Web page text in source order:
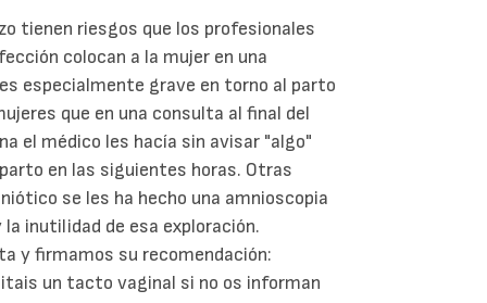
tienen riesgos que los profesionales
colocan a la mujer en una
especialmente grave en torno al parto
que en una consulta al final del
el médico les hacía sin avisar "algo"
en las siguientes horas. Otras
se les ha hecho una amnioscopia
inutilidad de esa exploración.
y firmamos su recomendación:
un tacto vaginal si no os informan